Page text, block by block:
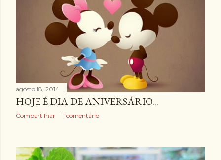
agosto 18, 2014
HOJE É DIA DE ANIVERSÁRIO...
Compartilhar 1 comentário